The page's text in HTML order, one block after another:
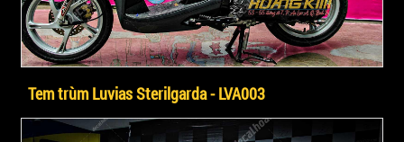
Tem trùm Luvias Sterilgarda - LVA003